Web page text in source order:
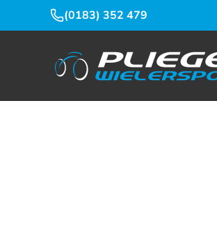
(0183) 352 479